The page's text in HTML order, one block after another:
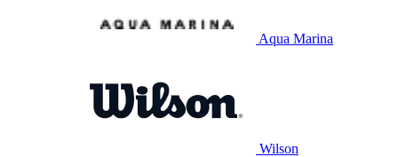
Aqua Marina
Wilson